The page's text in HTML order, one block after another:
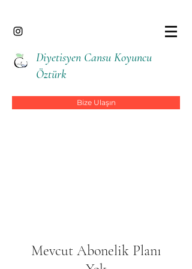
Diyetisyen Cansu Koyuncu
Öztürk
Bize Ulaşın
Mevcut Abonelik Planı